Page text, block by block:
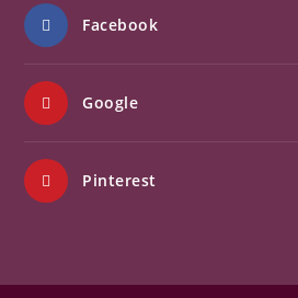
Facebook
Google
Pinterest